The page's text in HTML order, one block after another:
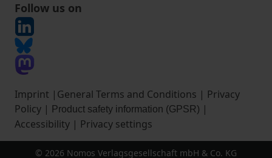
Follow us on
Imprint | General Terms and Conditions | Privacy
Policy | Product safety information (GPSR) |
Accessibility | Privacy settings
© 2026 Nomos Verlagsgesellschaft mbH & Co. KG